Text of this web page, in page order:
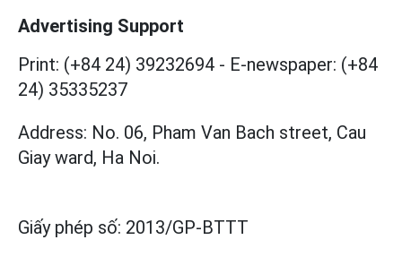
Advertising Support
Print: (+84 24) 39232694 - E-newspaper: (+84
24) 35335237
Address: No. 06, Pham Van Bach street, Cau
Giay ward, Ha Noi.
Giấy phép số: 2013/GP-BTTT